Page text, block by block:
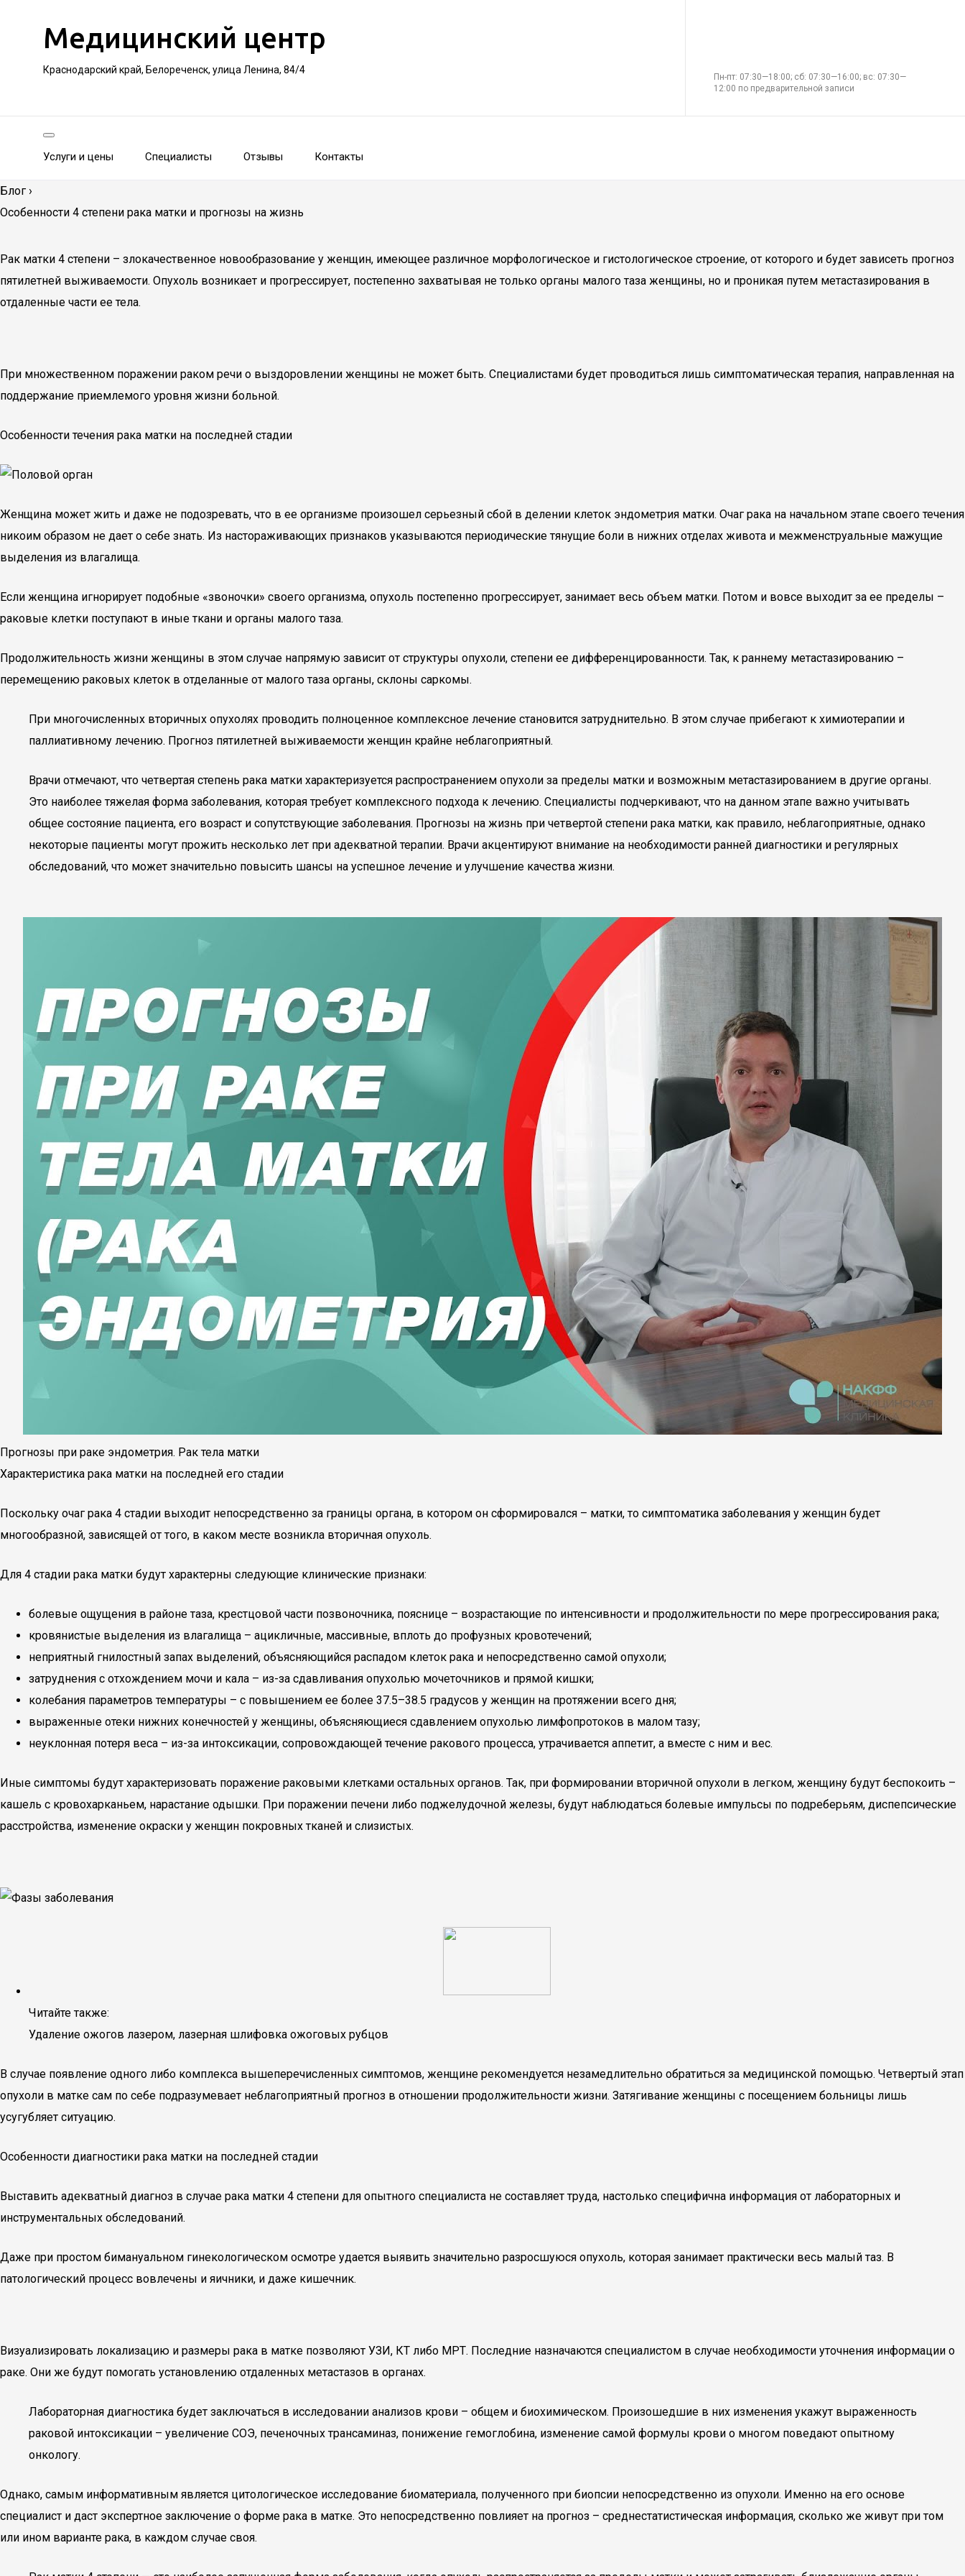
Медицинский центр
Краснодарский край, Белореченск, улица Ленина, 84/4
Пн-пт: 07:30—18:00; сб: 07:30—16:00; вс: 07:30—
12:00 по предварительной записи
Услуги и цены Специалисты Отзывы Контакты
Блог ›
Особенности 4 степени рака матки и прогнозы на жизнь
Рак матки 4 степени – злокачественное новообразование у женщин, имеющее различное морфологическое и гистологическое строение, от которого и будет зависеть прогноз
пятилетней выживаемости. Опухоль возникает и прогрессирует, постепенно захватывая не только органы малого таза женщины, но и проникая путем метастазирования в
отдаленные части ее тела.
При множественном поражении раком речи о выздоровлении женщины не может быть. Специалистами будет проводиться лишь симптоматическая терапия, направленная на
поддержание приемлемого уровня жизни больной.
Особенности течения рака матки на последней стадии
Женщина может жить и даже не подозревать, что в ее организме произошел серьезный сбой в делении клеток эндометрия матки. Очаг рака на начальном этапе своего течения
никоим образом не дает о себе знать. Из настораживающих признаков указываются периодические тянущие боли в нижних отделах живота и межменструальные мажущие
выделения из влагалища.
Если женщина игнорирует подобные «звоночки» своего организма, опухоль постепенно прогрессирует, занимает весь объем матки. Потом и вовсе выходит за ее пределы –
раковые клетки поступают в иные ткани и органы малого таза.
Продолжительность жизни женщины в этом случае напрямую зависит от структуры опухоли, степени ее дифференцированности. Так, к раннему метастазированию –
перемещению раковых клеток в отделанные от малого таза органы, склоны саркомы.
При многочисленных вторичных опухолях проводить полноценное комплексное лечение становится затруднительно. В этом случае прибегают к химиотерапии и
паллиативному лечению. Прогноз пятилетней выживаемости женщин крайне неблагоприятный.
Врачи отмечают, что четвертая степень рака матки характеризуется распространением опухоли за пределы матки и возможным метастазированием в другие органы.
Это наиболее тяжелая форма заболевания, которая требует комплексного подхода к лечению. Специалисты подчеркивают, что на данном этапе важно учитывать
общее состояние пациента, его возраст и сопутствующие заболевания. Прогнозы на жизнь при четвертой степени рака матки, как правило, неблагоприятные, однако
некоторые пациенты могут прожить несколько лет при адекватной терапии. Врачи акцентируют внимание на необходимости ранней диагностики и регулярных
обследований, что может значительно повысить шансы на успешное лечение и улучшение качества жизни.
Прогнозы при раке эндометрия. Рак тела матки
Характеристика рака матки на последней его стадии
Поскольку очаг рака 4 стадии выходит непосредственно за границы органа, в котором он сформировался – матки, то симптоматика заболевания у женщин будет
многообразной, зависящей от того, в каком месте возникла вторичная опухоль.
Для 4 стадии рака матки будут характерны следующие клинические признаки:
болевые ощущения в районе таза, крестцовой части позвоночника, пояснице – возрастающие по интенсивности и продолжительности по мере прогрессирования рака;
кровянистые выделения из влагалища – ацикличные, массивные, вплоть до профузных кровотечений;
неприятный гнилостный запах выделений, объясняющийся распадом клеток рака и непосредственно самой опухоли;
затруднения с отхождением мочи и кала – из-за сдавливания опухолью мочеточников и прямой кишки;
колебания параметров температуры – с повышением ее более 37.5–38.5 градусов у женщин на протяжении всего дня;
выраженные отеки нижних конечностей у женщины, объясняющиеся сдавлением опухолью лимфопротоков в малом тазу;
неуклонная потеря веса – из-за интоксикации, сопровождающей течение ракового процесса, утрачивается аппетит, а вместе с ним и вес.
Иные симптомы будут характеризовать поражение раковыми клетками остальных органов. Так, при формировании вторичной опухоли в легком, женщину будут беспокоить –
кашель с кровохарканьем, нарастание одышки. При поражении печени либо поджелудочной железы, будут наблюдаться болевые импульсы по подреберьям, диспепсические
расстройства, изменение окраски у женщин покровных тканей и слизистых.
Читайте также:
Удаление ожогов лазером, лазерная шлифовка ожоговых рубцов
В случае появление одного либо комплекса вышеперечисленных симптомов, женщине рекомендуется незамедлительно обратиться за медицинской помощью. Четвертый этап
опухоли в матке сам по себе подразумевает неблагоприятный прогноз в отношении продолжительности жизни. Затягивание женщины с посещением больницы лишь
усугубляет ситуацию.
Особенности диагностики рака матки на последней стадии
Выставить адекватный диагноз в случае рака матки 4 степени для опытного специалиста не составляет труда, настолько специфична информация от лабораторных и
инструментальных обследований.
Даже при простом бимануальном гинекологическом осмотре удается выявить значительно разросшуюся опухоль, которая занимает практически весь малый таз. В
патологический процесс вовлечены и яичники, и даже кишечник.
Визуализировать локализацию и размеры рака в матке позволяют УЗИ, КТ либо МРТ. Последние назначаются специалистом в случае необходимости уточнения информации о
раке. Они же будут помогать установлению отдаленных метастазов в органах.
Лабораторная диагностика будет заключаться в исследовании анализов крови – общем и биохимическом. Произошедшие в них изменения укажут выраженность
раковой интоксикации – увеличение СОЭ, печеночных трансаминаз, понижение гемоглобина, изменение самой формулы крови о многом поведают опытному
онкологу.
Однако, самым информативным является цитологическое исследование биоматериала, полученного при биопсии непосредственно из опухоли. Именно на его основе
специалист и даст экспертное заключение о форме рака в матке. Это непосредственно повлияет на прогноз – среднестатистическая информация, сколько же живут при том
или ином варианте рака, в каждом случае своя.